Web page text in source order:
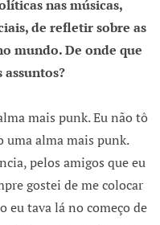
nas músicas,
de refletir sobre as
mundo. De onde que
assuntos?
mais punk. Eu não tô
uma alma mais punk.
pelos amigos que eu
gostei de me colocar
eu tava lá no começo de